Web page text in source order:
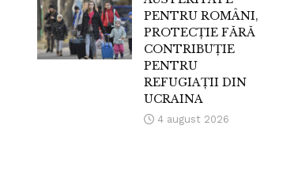
PENTRU ROMÂNI,
PROTECȚIE FĂRĂ
CONTRIBUȚIE
PENTRU
REFUGIAȚII DIN
UCRAINA
4 august 2026